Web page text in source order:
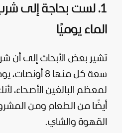
الماء يوميًا
سعة كل منها 8
لمعظم البالغين الأصحاء،
أيضًا من الطعام ومن
القهوة والشاي.